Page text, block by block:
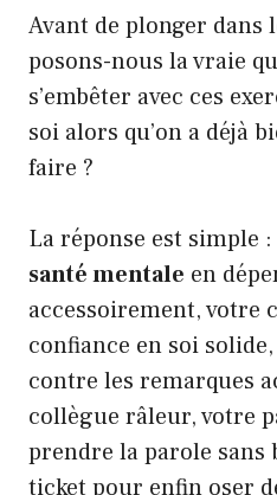
Avant de plonger dans
posons-nous la vraie
s’embêter avec ces
soi alors qu’on a déjà
faire ?
La réponse est simple
santé mentale en
accessoirement, votre
confiance en soi
contre les remarques
collègue râleur, votre
prendre la parole sans
ticket pour enfin oser